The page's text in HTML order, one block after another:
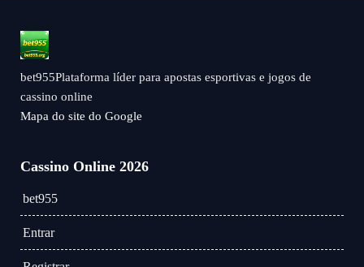
bet955Plataforma líder para apostas esportivas e jogos de
cassino online
Mapa do site do Google
Cassino Online 2026
bet955
Entrar